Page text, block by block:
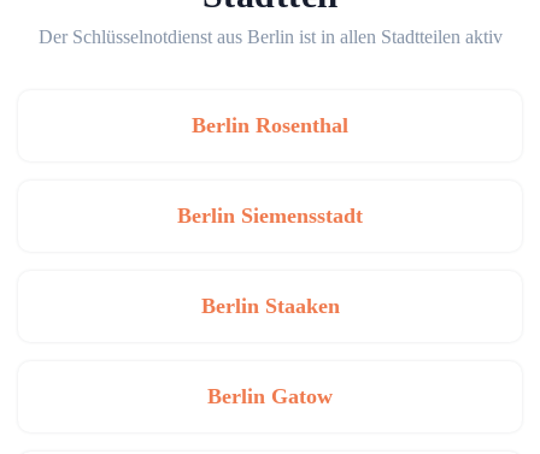
Der Schlüsselnotdienst aus Berlin ist in allen Stadtteilen aktiv
Berlin Rosenthal
Berlin Siemensstadt
Berlin Staaken
Berlin Gatow